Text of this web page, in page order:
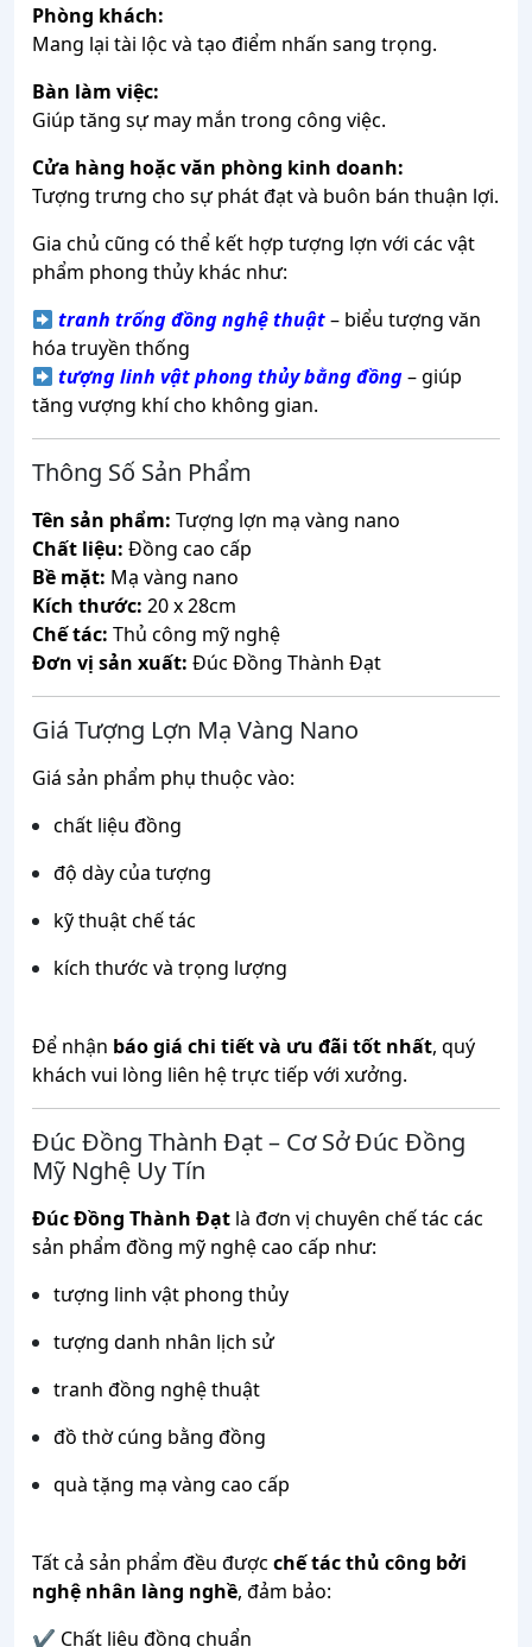
Phòng khách:
Mang lại tài lộc và tạo điểm nhấn sang trọng.
Bàn làm việc:
Giúp tăng sựmay mắn trong công việc.
Cửa hàng hoặcvăn phòng kinh doanh:
Tượng trưng cho sựphátđạtvà buôn bán thuận lợi.
Gia chủ cũng có thể kết hợp tượng lợn với các vật
phẩm phong thủy khác như:
tranhtrốngđồngnghệthuật– biểutượngvăn
hóa truyền thống
tượnglinhvậtphongthủybằngđồng–giúp
tăng vượng khícho không gian.
Thông Số Sản Phẩm
Tên sản phẩm: Tượng lợn mạ vàng nano
Chất liệu: Đồng cao cấp
Bề mặt: Mạ vàng nano
Kích thước: 20x28cm
Chếtác: Thủ công mỹ nghệ
Đơn vị sản xuất: Đúc Đồng Thành Đạt
Giá Tượng Lợn Mạ Vàng Nano
Giá sản phẩm phụ thuộc vào:
chất liệu đồng
độ dàycủa tượng
kỹthuậtchếtác
kích thước và trọng lượng
Để nhận báogiá chi tiếtvà ưu đãi tốt nhất, quý
khách vui lòng liên hệtrực tiếp với xưởng.
Đúc Đồng Thành Đạt – CơSởĐúc Đồng
Mỹ Nghệ UyTín
ĐúcĐồng Thành Đạt là đơn vị chuyên chếtác các
sản phẩm đồng mỹ nghệcao cấp như:
tượng linh vật phong thủy
tượng danh nhân lịch sử
tranh đồng nghệthuật
đồ thờcúng bằng đồng
quà tặng mạ vàng cao cấp
Tấtcả sản phẩm đều được chếtácthủ công bởi
nghệ nhân làng nghề, đảm bảo:
✔ Chất liệu đồng chuẩn